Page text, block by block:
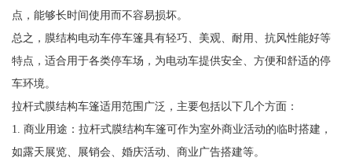
点，能够长时间使用而不容易损坏。
总之，膜结构电动车停车篷具有轻巧、美观、耐用、抗风性能好等
特点，适合用于各类停车场，为电动车提供安全、方便和舒适的停
车环境。
拉杆式膜结构车篷适用范围广泛，主要包括以下几个方面：
1. 商业用途：拉杆式膜结构车篷可作为室外商业活动的临时搭建，
如露天展览、展销会、婚庆活动、商业广告搭建等。